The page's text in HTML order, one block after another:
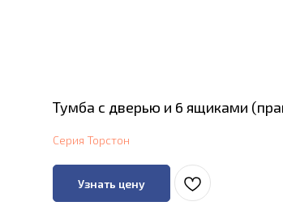
Тумба с дверью и 6 ящиками
Серия Торстон
Узнать цену